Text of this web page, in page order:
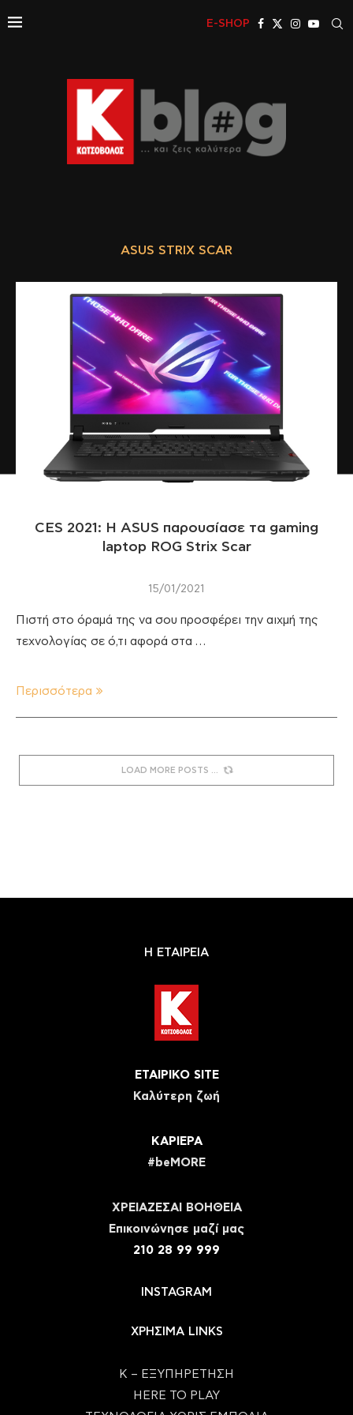
E-SHOP
ASUS STRIX SCAR
CES 2021: H ASUS παρουσίασε τα gaming
laptop ROG Strix Scar
15/01/2021
Πιστή στο όραμά της να σου προσφέρει την αιχμή της
τεχνολογίας σε ό,τι αφορά στα …
Περισσότερα
LOAD MORE POSTS
Η ΕΤΑΙΡΕΙΑ
ΕΤΑΙΡΙΚΟ SITE
Καλύτερη ζωή
ΚΑΡΙΕΡΑ
#beMORE
ΧΡΕΙΑΖΕΣΑΙ ΒΟΗΘΕΙΑ
Eπικοινώνησε μαζί μας
210 28 99 999
INSTAGRAM
ΧΡΗΣΙΜΑ LINKS
Κ – ΕΞΥΠΗΡΕΤΗΣΗ
HERE TO PLAY